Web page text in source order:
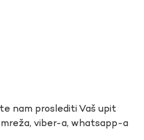
nam proslediti Vaš upit
viber-a, whatsapp-a